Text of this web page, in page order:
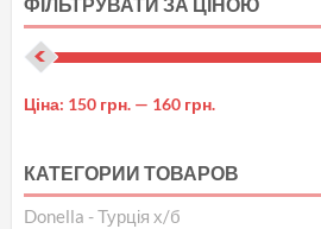
Ціна: 150 грн. — 160 грн.
КАТЕГОРИИ ТОВАРОВ
Donella - Турція х/б